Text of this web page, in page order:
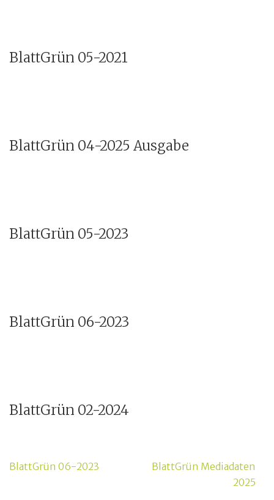
BlattGrün 05-2021
BlattGrün 04-2025 Ausgabe
BlattGrün 05-2023
BlattGrün 06-2023
BlattGrün 02-2024
Beitragsnavigation
BlattGrün 06-2023
BlattGrün Mediadaten
2025